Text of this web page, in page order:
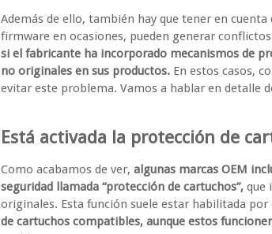
Además de ello, también hay que tener en
firmware en ocasiones, pueden generar
si el fabricante ha incorporado mecanismos de
no originales en sus productos. En estos casos,
evitar este problema. Vamos a hablar en detalle
Está activada la protección de
Como acabamos de ver, algunas marcas OEM
seguridad llamada “protección de cartuchos”, que
originales. Esta función suele estar habilitada por
de cartuchos compatibles, aunque estos